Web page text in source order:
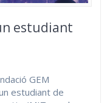
estudiant
GEM
estudiant de